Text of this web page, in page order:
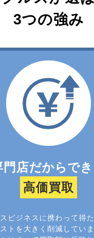
3つの強み
門店だからでき
高価買取
ビジネスに携わって得
トを大きく削減してい